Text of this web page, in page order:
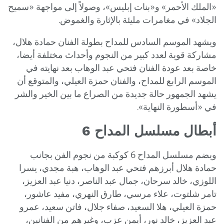
«الملك الأحمر» و«بنات إبليس»، وصولاً إلى مواجهة «سميح
الجلاد» في مغامرات مليئة بالإثارة والغموض.
ويشهد الموسم السادس للمداح بطولة الفنان حمادة هلال،
مشاركة قوية لعدد كبير من النجوم وأحداث مختلفة أيضا،
خاصة بعد عودة الفنان فتحي عبد الوهاب بعد نهايته في
الموسم الرابع للمداح، والفنان حمزة العيلي، والمتوقع أن
يشهد الجمهور حالة جديدة من الصراع ما بين الخير والشر
في «أسطورة النهاية».
أبطال مسلسل المداح 6
ويضم مسلسل المداح 6 كوكبة من نجوم الفن بجانب
حمادة هلال أبرزهم فتحي عبد الوهاب، هبة مجدي، يسرا
اللوزي، خالد سرحان، جمال عبد الناصر، دنيا عبد العزيز،
تامر شلتوت، علاء مرسي، طارق النهري، مفيد عاشور،
حمزة العيلي، هلا السعيد، صفاء جلال، فاتن سعيد، عمرو
عبد العزيز، خالد نور، أيمن عزب، وغيرهم من الفنانين،